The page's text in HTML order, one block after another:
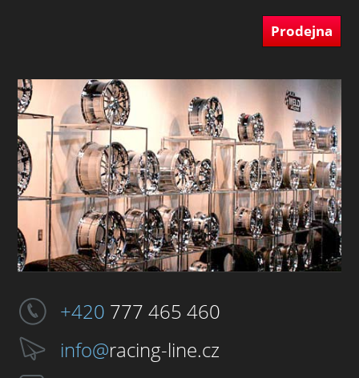
Prodejna
+420 777 465 460
info@racing-line.cz